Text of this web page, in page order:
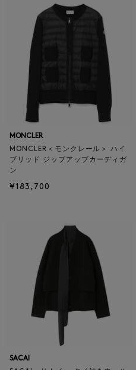
MONCLER
MONCLER＜モンクレール＞ ハイ
ブリッド ジップアップカーディガ
ン
¥183,700
SACAI